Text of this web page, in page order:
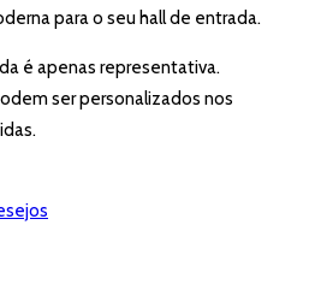
para o seu hall de entrada.
é apenas representativa.
ser personalizados nos